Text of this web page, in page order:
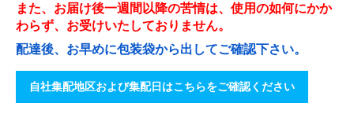
また、お届け後一週間以降の苦情は、使用の如何にかか
わらず、お受けいたしておりません。
配達後、お早めに包装袋から出してご確認下さい。
自社集配地区および集配日はこちらをご確認ください